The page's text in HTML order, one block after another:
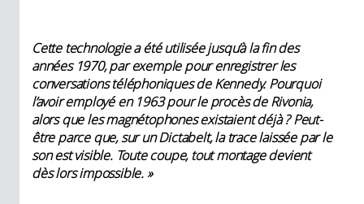
Cette technologie a été utilisée jusqu’à la fin des
années 1970, par exemple pour enregistrer les
conversations téléphoniques de Kennedy. Pourquoi
l’avoir employé en 1963 pour le procès de Rivonia,
alors que les magnétophones existaient déjà ? Peut-
être parce que, sur un Dictabelt, la trace laissée par le
son est visible. Toute coupe, tout montage devient
dès lors impossible. »